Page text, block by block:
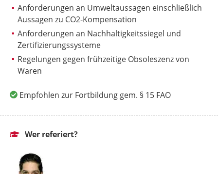
Anforderungen an Umweltaussagen einschließlich
Aussagen zu CO2-Kompensation
Anforderungen an Nachhaltigkeitssiegel und
Zertifizierungssysteme
Regelungen gegen frühzeitige Obsoleszenz von
Waren
Empfohlen zur Fortbildung gem. § 15 FAO
Wer referiert?